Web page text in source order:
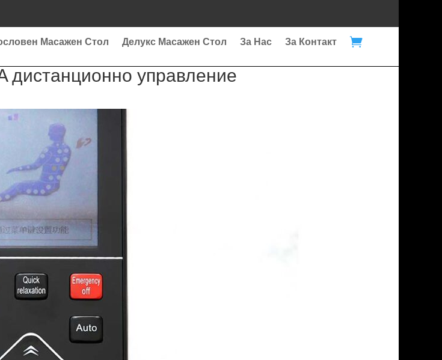
Масажен Стол Делукс Масажен Стол За Нас За Контакт 
дистанционно управление